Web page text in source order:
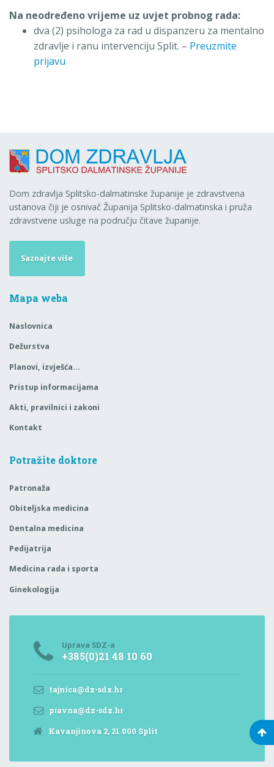
Na neodređeno vrijeme uz uvjet probnog rada:
dva (2) psihologa za rad u dispanzeru za mentalno
zdravlje i ranu intervenciju Split. – Preuzmite
prijavu
Dom zdravlja Splitsko-dalmatinske županije je zdravstvena
ustanova čiji je osnivač Županija Splitsko-dalmatinska i pruža
zdravstvene usluge na području čitave županije.
Saznajte više
Mapa weba
Naslovnica
Dežurstva
Planovi, izvješća…
Pristup informacijama
Akti, pravilnici i zakoni
Kontakt
Potražite doktore
Patronaža
Obiteljska medicina
Dentalna medicina
Pedijatrija
Medicina rada i sporta
Ginekologija
Uprava SDZ-a
+385(0)21 48 10 60
tajnica@dz-sdz.hr
pravna@dz-sdz.hr
Kavanjinova 2, 21 000 Split